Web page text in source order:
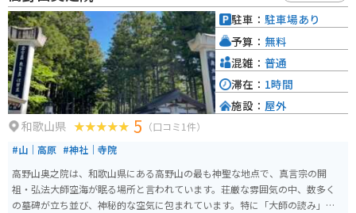
ておらず、草木をかき分ける形で三角点を見つけることができます。 飯盛山
自体は『紀伊続風土記』に記載されており、「その形を似て名づく」とある
山で、西側にある龍門山から伸びる龍門山脈に属します。飯盛山城は、歴史
愛好家やハイキング愛好家にとって興味深いスポットであり、その歴史的背
景や自然の美しさを楽しむことができます。
和歌山県 5 （口コミ1件）
#山｜高原 #神社｜寺院
高野山奥之院は、和歌山県にある高野山の最も神聖な地点で、真言宗の開
祖・弘法大師空海が眠る場所と言われています。荘厳な雰囲気の中、数多く
の墓碑が立ち並び、神秘的な空気に包まれています。特に「大師の読み」や
駐車： 駐車場あり
予算： 無料
混雑： 普通
滞在： 1時間
施設： 屋外